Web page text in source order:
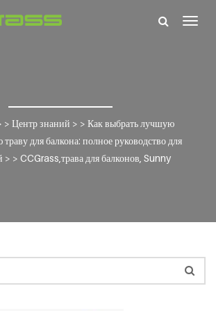
> Центр знаний > > Как выбрать лучшую
для балкона: полное руководство для
> > CCGrass,трава для балконов, Sunny